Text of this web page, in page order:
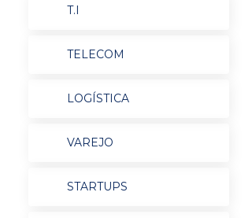
T.I
TELECOM
LOGÍSTICA
VAREJO
STARTUPS